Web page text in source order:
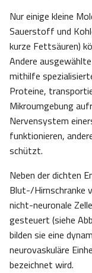
Nur einige kleine
Sauerstoff und
kurze Fettsäuren)
Andere
mithilfe
Proteine,
Mikroumgebung
Nervensystem
funktionieren,
schützt.
Neben der dichten
Blut-/Hirnschranke
nicht-neuronale
gesteuert (siehe
bilden sie eine
neurovaskuläre
bezeichnet wird.